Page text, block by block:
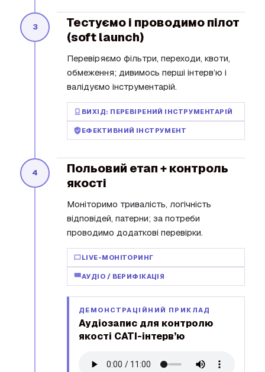
3
Тестуємо і проводимо пілот
(soft launch)
Перевіряємо фільтри, переходи, квоти,
обмеження; дивимось перші інтерв’ю і
валідуємо інструментарій.
ВИХІД: ПЕРЕВІРЕНИЙ ІНСТРУМЕНТАРІЙ
ЕФЕКТИВНИЙ ІНСТРУМЕНТ
4
Польовий етап + контроль
якості
Моніторимо тривалість, логічність
відповідей, патерни; за потреби
проводимо додаткові перевірки.
LIVE-МОНІТОРИНГ
АУДІО / ВЕРИФІКАЦІЯ
ДЕМОНСТРАЦІЙНИЙ ПРИКЛАД
Аудіозапис для контролю
якості CATI-інтерв’ю